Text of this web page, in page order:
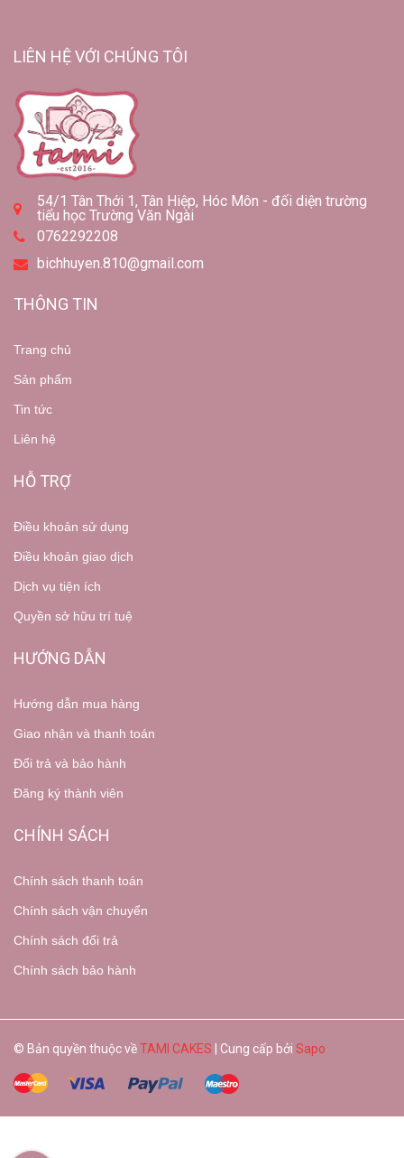
LIÊN HỆ VỚI CHÚNG TÔI
54/1 Tân Thới 1, Tân Hiệp, Hóc Môn - đối diện trường
tiểu học Trường Văn Ngài
0762292208
bichhuyen.810@gmail.com
THÔNG TIN
Trang chủ
Sản phẩm
Tin tức
Liên hệ
HỖ TRỢ
Điều khoản sử dụng
Điều khoản giao dịch
Dịch vụ tiện ích
Quyền sở hữu trí tuệ
HƯỚNG DẪN
Hướng dẫn mua hàng
Giao nhận và thanh toán
Đổi trả và bảo hành
Đăng ký thành viên
CHÍNH SÁCH
Chính sách thanh toán
Chính sách vận chuyển
Chính sách đổi trả
Chính sách bảo hành
© Bản quyền thuộc vềTAMI CAKES | Cung cấp bởi Sapo